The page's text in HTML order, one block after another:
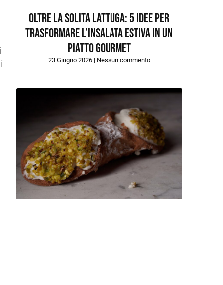
Oltre la solita lattuga: 5 idee per
trasformare l’insalata estiva in un
piatto gourmet
23 Giugno 2026 Nessun commento